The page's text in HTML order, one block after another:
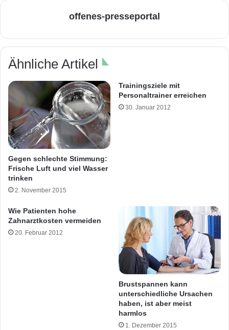
offenes-presseportal
Ähnliche Artikel
Gegen schlechte Stimmung:
Frische Luft und viel Wasser
trinken
2. November 2015
Trainingsziele mit
Personaltrainer erreichen
30. Januar 2012
Wie Patienten hohe
Zahnarztkosten vermeiden
20. Februar 2012
Brustspannen kann
unterschiedliche Ursachen
haben, ist aber meist
harmlos
1. Dezember 2015